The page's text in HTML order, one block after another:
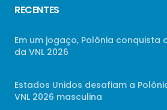
RECENTES
Em um jogaço, Polônia
da VNL 2026
Estados Unidos desafiam a
VNL 2026 masculina